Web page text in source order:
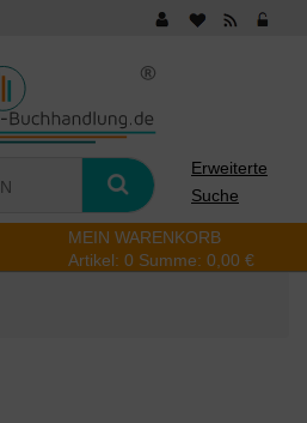
Erweiterte
Suche
MEIN WARENKORB
Artikel: 0 Summe: 0,00 €